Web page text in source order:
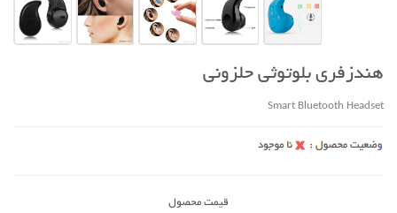
هندزفری بلوتوثی حلزونی
Smart Bluetooth Headset
قیمت محصول